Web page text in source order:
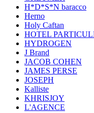
H*D*S*N baracco
Herno
Holy Caftan
HOTEL
HYDROGEN
J Brand
JACOB COHEN
JAMES PERSE
JOSEPH
Kalliste
KHRISJOY
L'AGENCE